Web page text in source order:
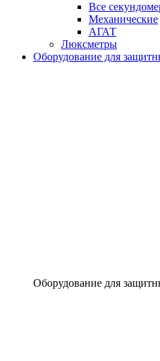
Все
Механические
АГАТ
Люксметры
Оборудование для
Оборудование для